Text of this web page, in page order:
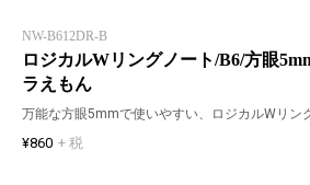
NW-B612DR-B
ロジカルWリングノート/B6/方眼
ラえもん
万能な方眼5mmで使いやすい、ロジカルWリン
¥860 + 税